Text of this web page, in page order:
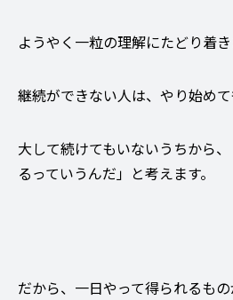
ようやく一粒の理解にたどり着き
継続ができない人は、やり始めて
大して続けてもいないうちから
るっていうんだ」と考えます。
だから、一日やって得られるも